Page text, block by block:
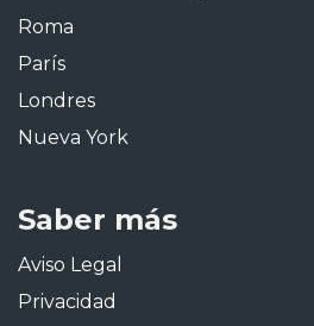
Roma
París
Londres
Nueva York
Saber más
Aviso Legal
Privacidad